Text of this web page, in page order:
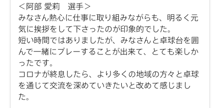
＜阿部 愛莉 選手＞
みなさん熱心に仕事に取り組みながらも、明るく元
気に挨拶をして下さったのが印象的でした。
短い時間ではありましたが、みなさんと卓球台を囲
んで一緒にプレーすることが出来て、とても楽しか
ったです。
コロナが終息したら、より多くの地域の方々と卓球
を通じて交流を深めていきたいと改めて感じまし
た。